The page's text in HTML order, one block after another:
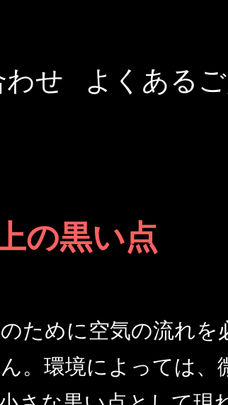
せ よくある
の黒い点
ために空気の流れを
。環境によっては、